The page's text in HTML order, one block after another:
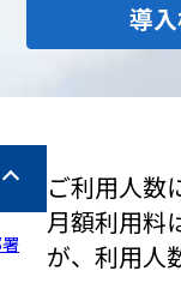
導
ご利用人数
月額利用料
が、利用人